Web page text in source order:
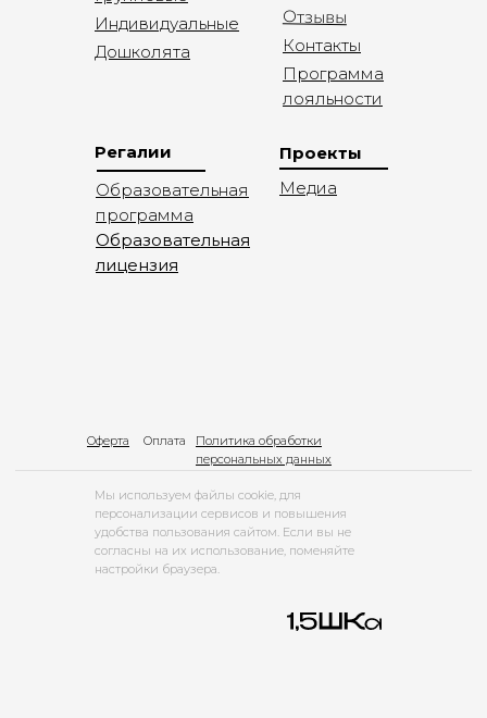
Индивидуальные
Дошколята
Отзывы
Контакты
Программа
лояльности
Проекты
Медиа
Образовательная
программа
Образовательная
лицензия
Регалии
Мы используем файлы cookie, для
персонализации сервисов и повышения
удобства пользования сайтом. Если вы не
согласны на их использование, поменяйте
настройки браузера.
Оферта Оплата
Политика обработки
персональных данных